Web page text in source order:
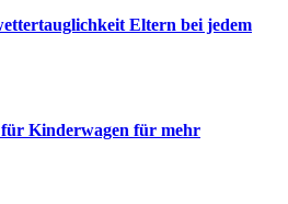
Eltern bei jedem
Kinderwagen für mehr